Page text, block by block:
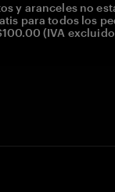
y aranceles no
para todos los
(IVA